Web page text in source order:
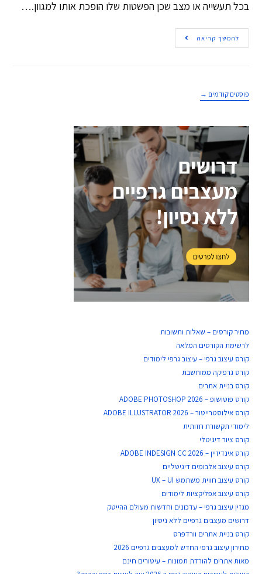
בכל תעשייה או מצב שכן הפשטות שלו הופכת אותו למגוון.…
להמשך קריאה
פוסטים קודמים →
מחיר קורסים – שאלות ותשובות
לרשימת הקורסים המלאה
קורס עיצוב גרפי – עיצוב גרפי לימודים
קורס גרפיקה ממוחשבת
קורס בניית​ אתרים
קורס פוטושופ – ADOBE PHOTOSHOP 2026
קורס אילוסטרייטור – ADOBE ILLUSTRATOR 2026
לימודי תקשורת חזותית
קורס ציור דיגיטלי
קורס אינדיזיין – ADOBE INDESIGN CC 2026
קורס עיצוב אלבומים דיגיטליים
קורס עיצוב חווית משתמש UX – UI
קורס עיצוב אפליקציות לימודים
מגזין עיצוב גרפי – עדכונים וחדשות מעולם ההייטק
דרושים מעצבים גרפיים ללא ניסיון
קורס בניית אתרים וורדפרס
מחירון עיצוב גרפי החדש למעצבים גרפיים 2026
מאות אתרים להורדת תמונות – עיטורים חינם